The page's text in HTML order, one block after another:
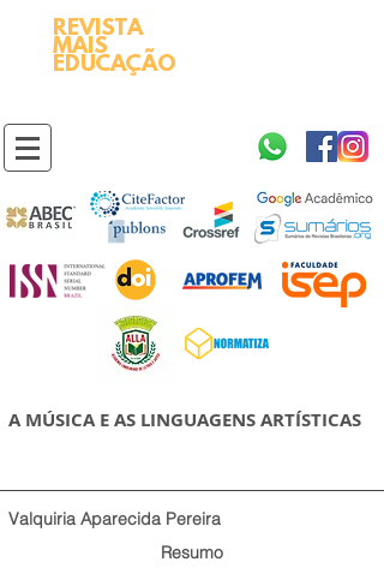
REVISTA
MAIS
EDUCAÇÃO
A MÚSICA E AS LINGUAGENS ARTÍSTICAS
Valquiria Aparecida Pereira
Resumo